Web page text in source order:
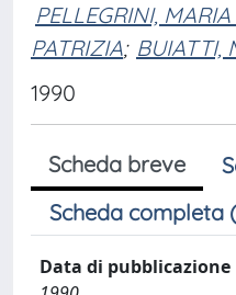
PELLEGRINI,
PATRIZIA; BUIATTI,
1990
Scheda breve
Scheda completa
Data di pubblicazione